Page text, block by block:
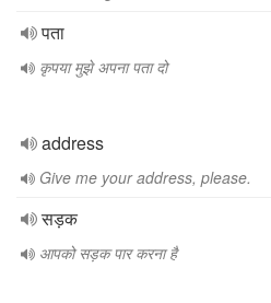
पता
कृपया मुझे अपना पता दो
address
Give me your address, please.
सड़क
आपको सड़क पार करना है